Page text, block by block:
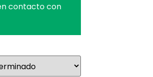
contacto con